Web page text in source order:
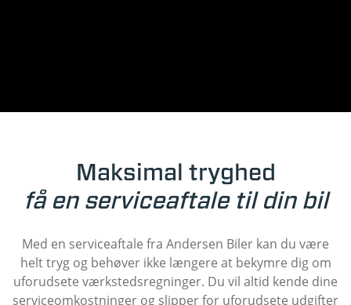
Maksimal tryghed
få en serviceaftale til din bil
Med en serviceaftale fra Andersen Biler kan du være
helt tryg og behøver ikke længere at bekymre dig om
uforudsete værkstedsregninger. Du vil altid kende dine
serviceomkostninger og slipper for uforudsete udgifter